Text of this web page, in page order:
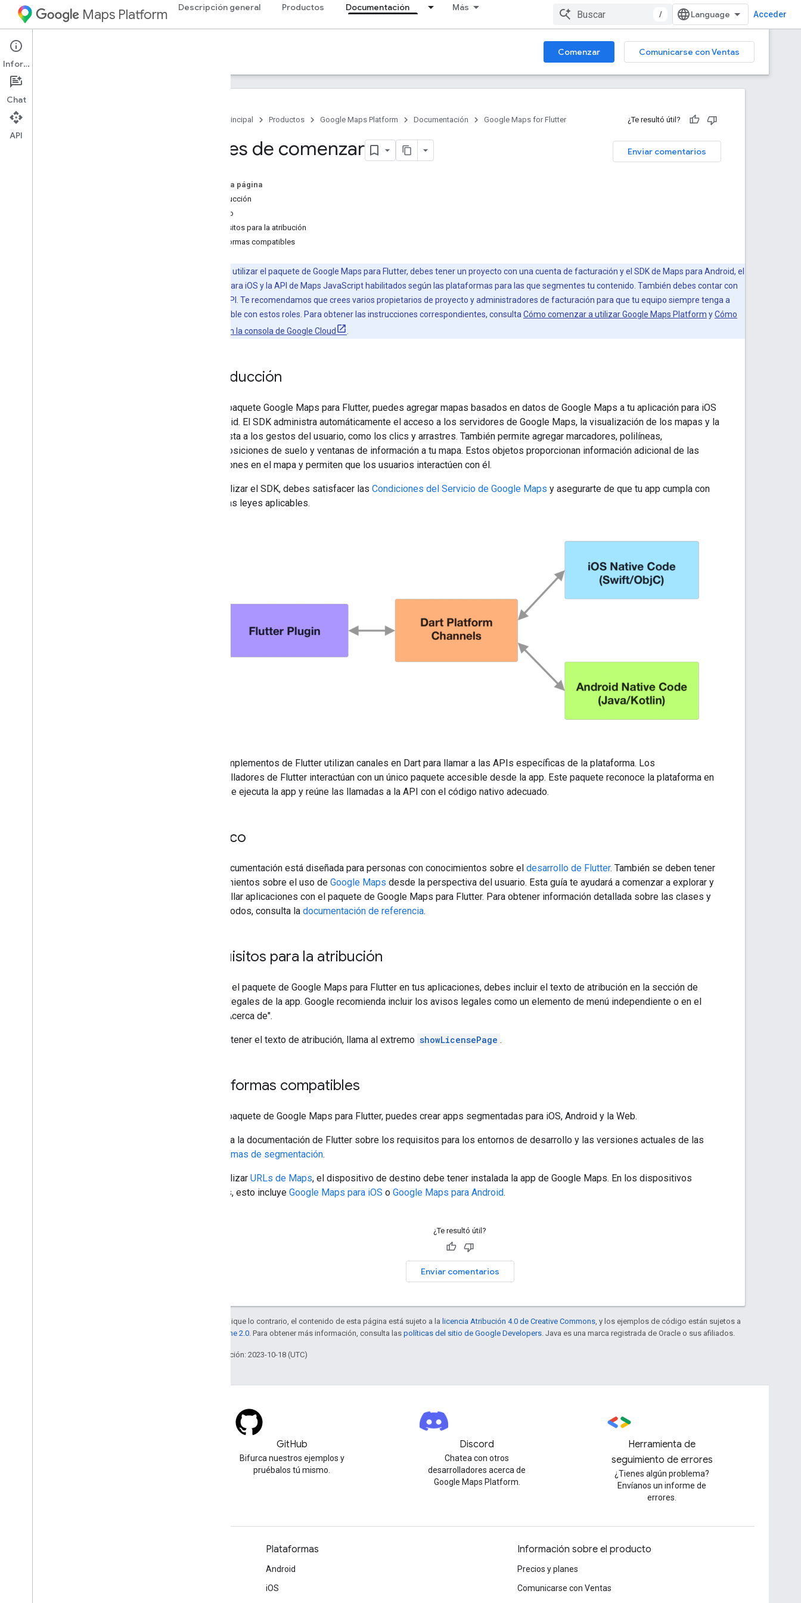
Maps Platform Descripción general Productos Documentación Más
/ Acceder
Google Maps for Flutter Comenzar Comunicarse con Ventas
Configura un proyecto de Flutter
Agrega un mapa con un marcador
Página principal Productos Google Maps Platform Documentación Google Maps for Flutter ¿Te resultó útil?
Enviar comentarios
Antes de comenzar
En esta página
Introducción
Público
Requisitos para la atribución
Plataformas compatibles
Para poder utilizar el paquete de Google Maps para Flutter, debes tener un proyecto con una cuenta de facturación y el SDK de Maps para Android, el
SDK de Maps para iOS y la API de Maps JavaScript habilitados según las plataformas para las que segmentes tu contenido. También debes contar con
una clave de API. Te recomendamos que crees varios propietarios de proyecto y administradores de facturación para que tu equipo siempre tenga a
alguien disponible con estos roles. Para obtener las instrucciones correspondientes, consulta Cómo comenzar a utilizar Google Maps Platform yCómo
asignar roles en la consola de Google Cloud
Introducción
Con el paquete Google Maps para Flutter, puedes agregar mapas basados en datos de Google Maps a tu aplicación para iOS
o Android. El SDK administra automáticamente el acceso a los servidores de Google Maps, la visualización de los mapas y la
respuesta a los gestos del usuario, como los clics y arrastres. También permite agregar marcadores, polilíneas,
superposiciones de suelo y ventanas de información a tu mapa. Estos objetos proporcionan información adicional de las
ubicaciones en el mapa y permiten que los usuarios interactúen con él.
Para utilizar el SDK, debes satisfacer las Condiciones del Servicio de Google Maps y asegurarte de que tu app cumpla con
todas las leyes aplicables.
Los complementos de Flutter utilizan canales en Dart para llamar a las APIs específicas de la plataforma. Los
desarrolladores de Flutter interactúan con un único paquete accesible desde la app. Este paquete reconoce la plataforma en
la que se ejecuta la app y reúne las llamadas a la API con el código nativo adecuado.
Público
Esta documentación está diseñada para personas con conocimientos sobre el desarrollo de Flutter. También se deben tener
conocimientos sobre el uso de Google Maps desde la perspectiva del usuario. Esta guía te ayudará a comenzar a explorar y
desarrollar aplicaciones con el paquete de Google Maps para Flutter. Para obtener información detallada sobre las clases y
los métodos, consulta la documentación de referencia.
Requisitos para la atribución
Si usas el paquete de Google Maps para Flutter en tus aplicaciones, debes incluir el texto de atribución en la sección de
avisos legales de la app. Google recomienda incluir los avisos legales como un elemento de menú independiente o en el
menú "Acerca de".
Para obtener el texto de atribución, llama al extremo showLicensePage .
Plataformas compatibles
Con el paquete de Google Maps para Flutter, puedes crear apps segmentadas para iOS, Android y la Web.
Consulta la documentación de Flutter sobre los requisitos para los entornos de desarrollo y las versiones actuales de las
plataformas de segmentación.
Para utilizar URLs de Maps, el dispositivo de destino debe tener instalada la app de Google Maps. En los dispositivos
móviles, esto incluye Google Maps para iOS o Google Maps para Android.
¿Te resultó útil?
Enviar comentarios
Salvo que se indique lo contrario, el contenido de esta página está sujeto a la licencia Atribución 4.0 de Creative Commons , y los ejemplos de código están sujetos a
licencia Apache 2.0 . Para obtener más información, consulta las políticas del sitio de Google Developers . Java es una marca registrada de Oracle o sus afiliados.
Última actualización: 2023-10-18 (UTC)
GitHub
Bifurca nuestros ejemplos y
pruébalos tú mismo.
Discord
Chatea con otros
desarrolladores acerca de
Google Maps Platform.
Herramienta de
seguimiento de errores
¿Tienes algún problema?
Envíanos un informe de
errores.
Plataformas
Android
iOS
Información sobre el producto
Precios y planes
Comunicarse con Ventas
Información
Chat
API